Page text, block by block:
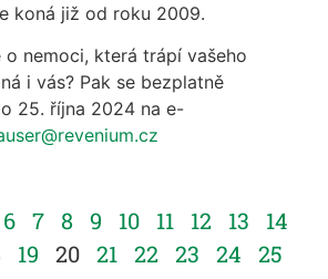
koná již od roku 2009.
nemoci, která trápí vašeho
i vás? Pak se bezplatně
25. října 2024 na e-
6 7 8 9 10 11 12 13
14
19 20 21 22 23 24
25